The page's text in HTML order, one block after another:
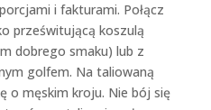
i fakturami. Połącz
prześwitującą koszulą
dobrego smaku) lub z
golfem. Na taliowaną
o męskim kroju. Nie bój się